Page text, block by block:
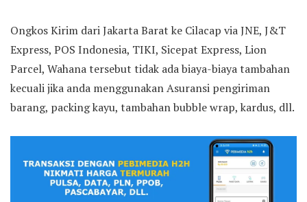
Ongkos Kirim dari Jakarta Barat ke Cilacap via JNE, J&T
Express, POS Indonesia, TIKI, Sicepat Express, Lion
Parcel, Wahana tersebut tidak ada biaya-biaya tambahan
kecuali jika anda menggunakan Asuransi pengiriman
barang, packing kayu, tambahan bubble wrap, kardus, dll.